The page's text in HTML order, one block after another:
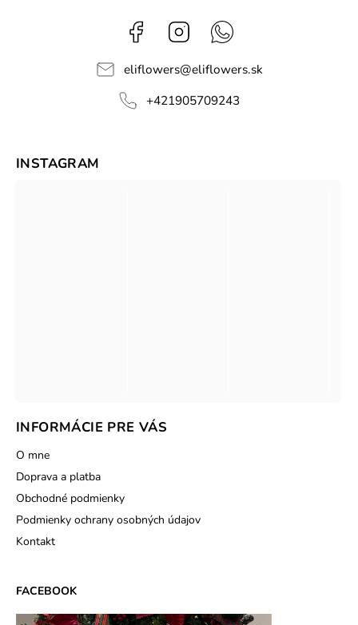
Facebook Instagram
eliflowers@eliflowers.sk
+421905709243
INFORMÁCIE PRE VÁS
O mne
Doprava a platba
Obchodné podmienky
Podmienky ochrany osobných údajov
Kontakt
INSTAGRAM
FACEBOOK